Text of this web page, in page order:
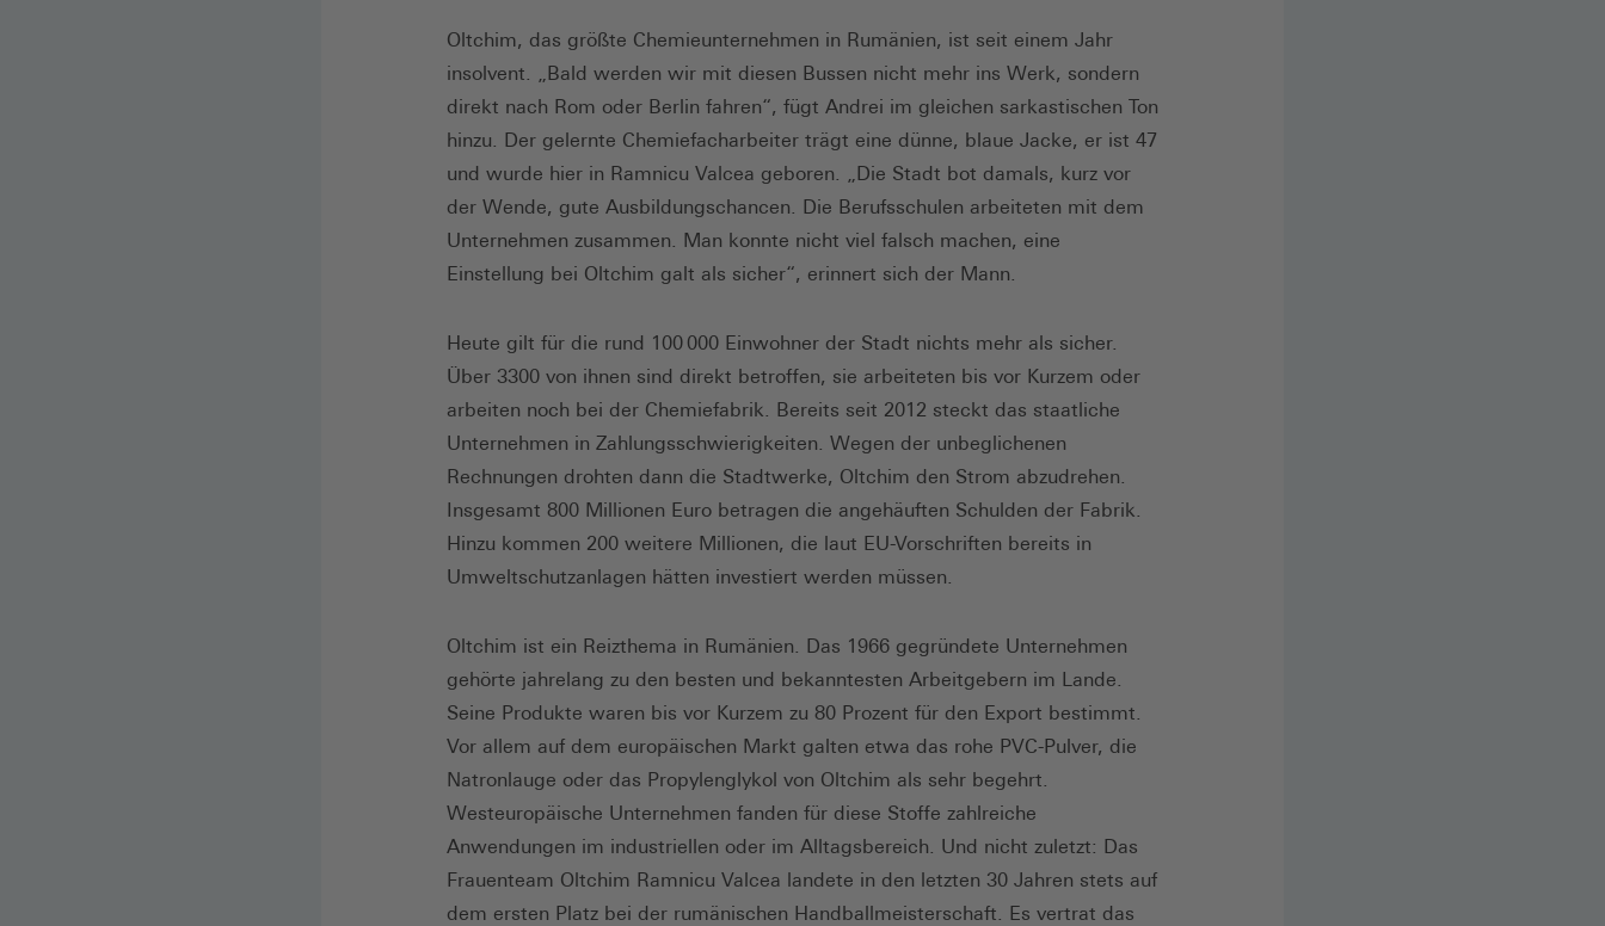
Oltchim, das größte Chemieunternehmen in Rumänien, ist seit einem Jahr
insolvent. „Bald werden wir mit diesen Bussen nicht mehr ins Werk, sondern
direkt nach Rom oder Berlin fahren“, fügt Andrei im gleichen sarkastischen Ton
hinzu. Der gelernte Chemiefacharbeiter trägt eine dünne, blaue Jacke, er ist 47
und wurde hier in Ramnicu Valcea geboren. „Die Stadt bot damals, kurz vor
der Wende, gute Ausbildungschancen. Die Berufsschulen arbeiteten mit dem
Unternehmen zusammen. Man konnte nicht viel falsch machen, eine
Einstellung bei Oltchim galt als sicher“, erinnert sich der Mann.
Heute gilt für die rund 100 000 Einwohner der Stadt nichts mehr als sicher.
Über 3300 von ihnen sind direkt betroffen, sie arbeiteten bis vor Kurzem oder
arbeiten noch bei der Chemiefabrik. Bereits seit 2012 steckt das staatliche
Unternehmen in Zahlungsschwierigkeiten. Wegen der unbeglichenen
Rechnungen drohten dann die Stadtwerke, Oltchim den Strom abzudrehen.
Insgesamt 800 Millionen Euro betragen die angehäuften Schulden der Fabrik.
Hinzu kommen 200 weitere Millionen, die laut EU-Vorschriften bereits in
Umweltschutzanlagen hätten investiert werden müssen.
Oltchim ist ein Reizthema in Rumänien. Das 1966 gegründete Unternehmen
gehörte jahrelang zu den besten und bekanntesten Arbeitgebern im Lande.
Seine Produkte waren bis vor Kurzem zu 80 Prozent für den Export bestimmt.
Vor allem auf dem europäischen Markt galten etwa das rohe PVC-Pulver, die
Natronlauge oder das Propylenglykol von Oltchim als sehr begehrt.
Westeuropäische Unternehmen fanden für diese Stoffe zahlreiche
Anwendungen im industriellen oder im Alltagsbereich. Und nicht zuletzt: Das
Frauenteam Oltchim Ramnicu Valcea landete in den letzten 30 Jahren stets auf
dem ersten Platz bei der rumänischen Handballmeisterschaft. Es vertrat das